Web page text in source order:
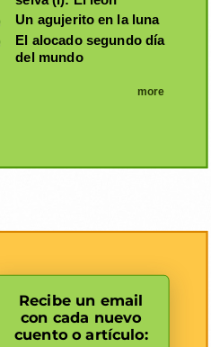
Un agujerito en la luna
El alocado segundo día
del mundo
more
Recibe un email
con cada nuevo
cuento o artículo: